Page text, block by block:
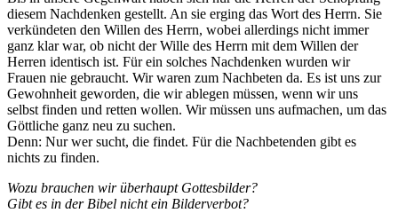
diesem Nachdenken gestellt. An sie erging das Wort des Herrn. Sie
verkündeten den Willen des Herrn, wobei allerdings nicht immer
ganz klar war, ob nicht der Wille des Herrn mit dem Willen der
Herren identisch ist. Für ein solches Nachdenken wurden wir
Frauen nie gebraucht. Wir waren zum Nachbeten da. Es ist uns zur
Gewohnheit geworden, die wir ablegen müssen, wenn wir uns
selbst finden und retten wollen. Wir müssen uns aufmachen, um das
Göttliche ganz neu zu suchen.
Denn: Nur wer sucht, die findet. Für die Nachbetenden gibt es
nichts zu finden.
Wozu brauchen wir überhaupt Gottesbilder?
Gibt es in der Bibel nicht ein Bilderverbot?